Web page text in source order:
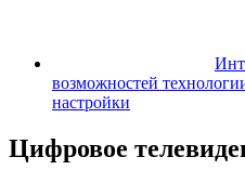
возможностей
настройки
Цифровое